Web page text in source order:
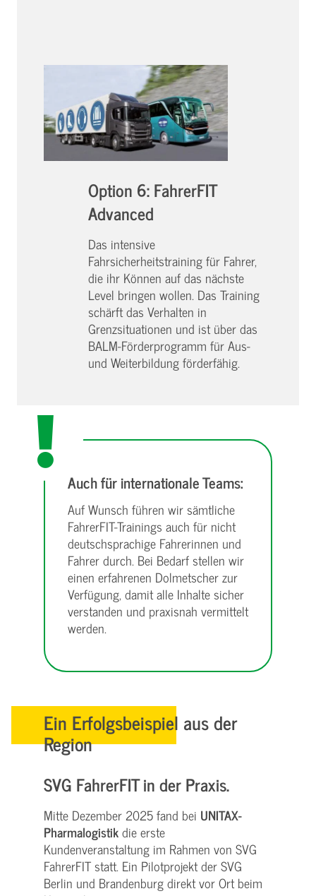
Option 6: FahrerFIT
Advanced
Das intensive
Fahrsicherheitstraining für Fahrer,
die ihr Können auf das nächste
Level bringen wollen. Das Training
schärft das Verhalten in
Grenzsituationen und ist über das
BALM-Förderprogramm für Aus-
und Weiterbildung förderfähig.
Auch für internationale Teams:
Auf Wunsch führen wir sämtliche
FahrerFIT-Trainings auch für nicht
deutschsprachige Fahrerinnen und
Fahrer durch. Bei Bedarf stellen wir
einen erfahrenen Dolmetscher zur
Verfügung, damit alle Inhalte sicher
verstanden und praxisnah vermittelt
werden.
Ein Erfolgsbeispiel aus der
Region
SVG FahrerFIT in der Praxis.
Mitte Dezember 2025 fand bei UNITAX-
Pharmalogistikdie erste
Kundenveranstaltung im Rahmen von SVG
FahrerFIT statt. Ein Pilotprojekt der SVG
Berlin und Brandenburg direkt vor Ort beim